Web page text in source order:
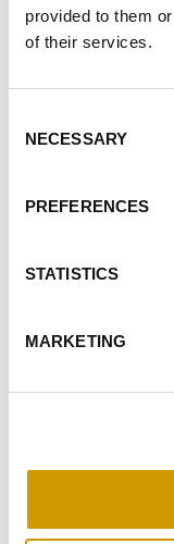
provided to them
of their services.
Selection
NECESSARY
PREFERENCES
STATISTICS
MARKETING
META®V
Acide
Stabilisant très